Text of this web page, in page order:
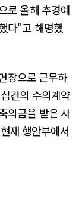
로 올해 추경예
다"고 해명했
장으로 근무하
건의 수의계약
의금을 받은 사
재 행안부에서